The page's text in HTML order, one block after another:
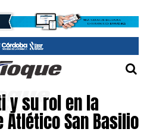
y su rol en la
Atlético San Basilio